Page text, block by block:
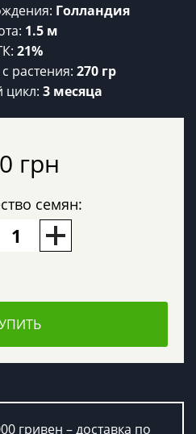
Голландия
1.5 м
21%
растения: 270 гр
3 месяца
грн
семян:
гривен – доставка по